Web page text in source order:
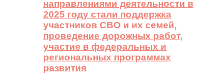
направлениями деятельности в
2025 году стали поддержка
участников СВО и их семей,
проведение дорожных работ,
участие в федеральных и
региональных программах
развития